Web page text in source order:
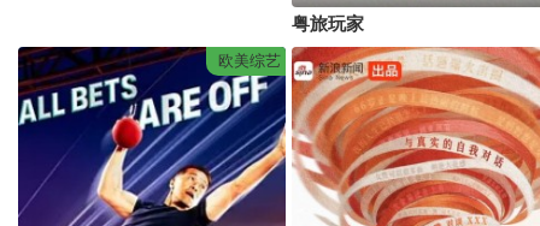
粤旅玩家
欧美综艺